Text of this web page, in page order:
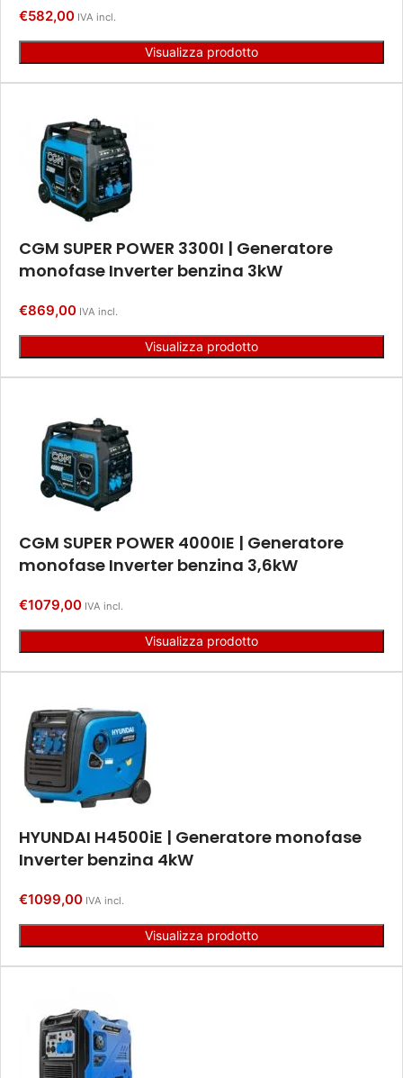
€582,00 IVA incl.
Visualizza prodotto
CGM SUPER POWER 3300I | Generatore
monofase Inverter benzina 3kW
€869,00 IVA incl.
Visualizza prodotto
CGM SUPER POWER 4000IE | Generatore
monofase Inverter benzina 3,6kW
€1079,00 IVA incl.
Visualizza prodotto
HYUNDAI H4500iE | Generatore monofase
Inverter benzina 4kW
€1099,00 IVA incl.
Visualizza prodotto